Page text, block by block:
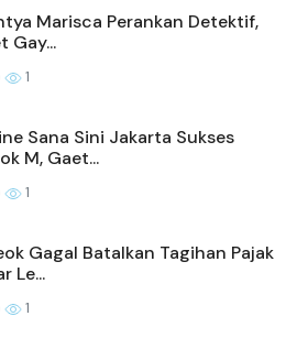
Marisca Perankan Detektif,
Gay...
1
Sana Sini Jakarta Sukses
M, Gaet...
1
Gagal Batalkan Tagihan Pajak
Le...
1